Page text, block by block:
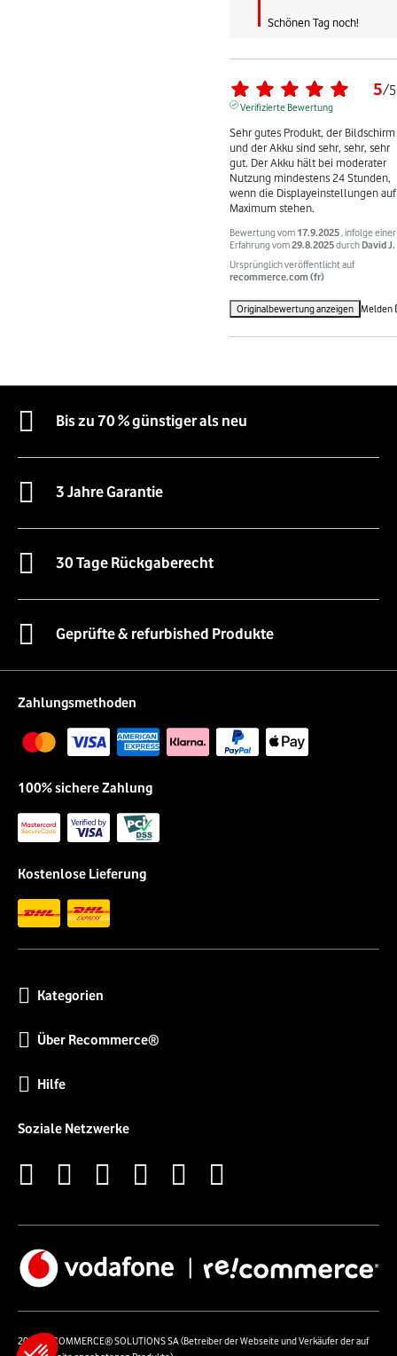
Schönen Tag noch!
5/5
Verifizierte Bewertung
Sehr gutes Produkt, der Bildschirm
und der Akku sind sehr, sehr, sehr
gut. Der Akku hält bei moderater
Nutzung mindestens 24 Stunden,
wenn die Displayeinstellungen auf
Maximum stehen.
Bewertung vom 17.9.2025 , infolge einer
Erfahrung vom29.8.2025durch David J.
Ursprünglich veröffentlicht auf
recommerce.com (fr)
Originalbewertung anzeigen Melden
Bis zu 70 % günstiger als neu
3 Jahre Garantie
30 Tage Rückgaberecht
Geprüfte & refurbished Produkte
Zahlungsmethoden
100% sichere Zahlung
Kostenlose Lieferung
Kategorien
Über Recommerce®
Hilfe
Soziale Netzwerke
2026 RECOMMERCE® SOLUTIONS SA (Betreiber der Webseite und Verkäufer der auf